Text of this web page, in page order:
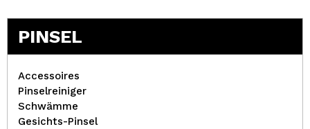
PINSEL
Accessoires
Pinselreiniger
Schwämme
Gesichts-Pinsel